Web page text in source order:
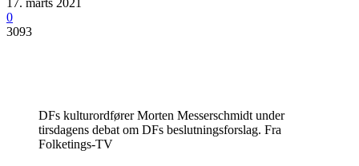
17. marts 2021
0
3093
DFs kulturordfører Morten Messerschmidt under
tirsdagens debat om DFs beslutningsforslag. Fra
Folketings-TV